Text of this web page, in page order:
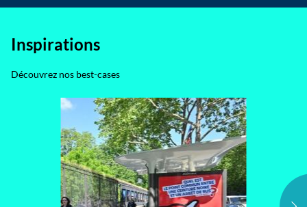
Inspirations
Découvrez nos best-cases